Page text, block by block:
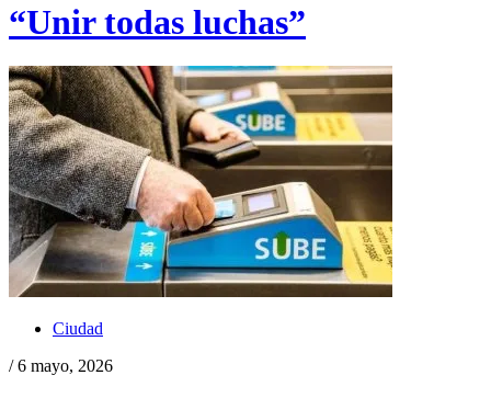
“Unir todas luchas”
Ciudad
/ 6 mayo, 2026